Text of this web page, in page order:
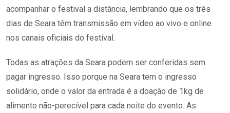
acompanhar o festival a distância, lembrando que os três
dias de Seara têm transmissão em vídeo ao vivo e online
nos canais oficiais do festival.
Todas as atrações da Seara podem ser conferidas sem
pagar ingresso. Isso porque na Seara tem o ingresso
solidário, onde o valor da entrada é a doação de 1kg de
alimento não-perecível para cada noite do evento. As